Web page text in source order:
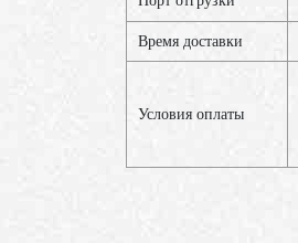
Время доставки
Условия оплаты